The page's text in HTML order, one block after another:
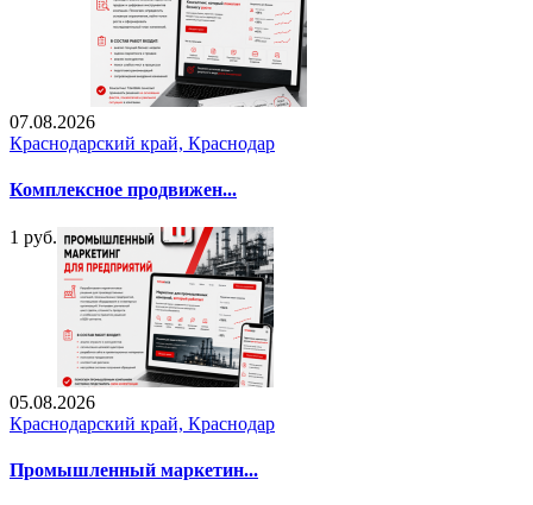
07.08.2026
Краснодарский край, Краснодар
Комплексное продвижен...
1 руб.
05.08.2026
Краснодарский край, Краснодар
Промышленный маркетин...